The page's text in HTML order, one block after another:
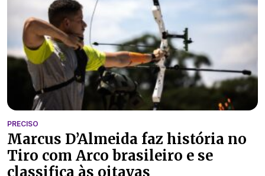
PRECISO
Marcus D’Almeida faz história no
Tiro com Arco brasileiro e se
classifica às oitavas